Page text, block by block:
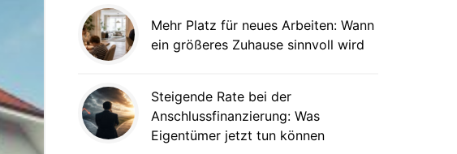
Mehr Platz für neues Arbeiten: Wann
ein größeres Zuhause sinnvoll wird
Steigende Rate bei der
Anschlussfinanzierung: Was
Eigentümer jetzt tun können